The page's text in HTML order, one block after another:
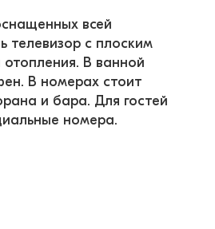
всей
телевизор с плоским
В ванной
В номерах стоит
и бара. Для гостей
номера.